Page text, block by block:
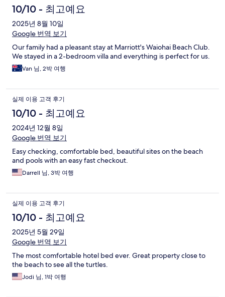
10/10 - 최고예요
2025년 8월 10일
Google 번역 보기
Our family had a pleasant stay at Marriott's Waiohai Beach Club.
We stayed in a 2-bedroom villa and everything is perfect for us.
Van 님, 2박 여행
실제 이용 고객 후기
10/10 - 최고예요
2024년 12월 8일
Google 번역 보기
Easy checking, comfortable bed, beautiful sites on the beach
and pools with an easy fast checkout.
Darrell 님, 3박 여행
실제 이용 고객 후기
10/10 - 최고예요
2025년 5월 29일
Google 번역 보기
The most comfortable hotel bed ever. Great property close to
the beach to see all the turtles.
Jodi 님, 1박 여행